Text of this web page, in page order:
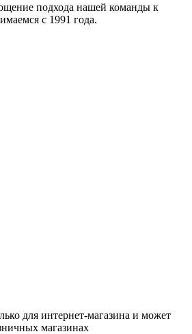
подхода нашей команды к
с 1991 года.
для интернет-магазина и может
магазинах